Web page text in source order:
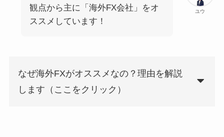
ユウ
観点から主に「海外FX会社」をオ
ススメしています！
なぜ海外FXがオススメなの？理由を解説
します（ここをクリック）